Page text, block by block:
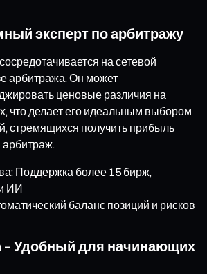
эксперт по арбитражу
на сетевой
арбитража. Он может
ценовые различия на
что делает его идеальным выбором
стремящихся получить прибыль
арбитраж.
Поддержка более 15 бирж,
ИИ
баланс позиций и рисков
– Удобный для начинающих